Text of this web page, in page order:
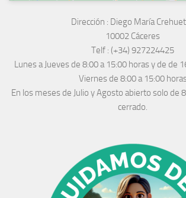
Dirección : Diego María
10002 Cáceres
Telf : (+34) 927224425
Lunes a Jueves de 8:00 a 15:00 horas y de de
Viernes de 8:00 a 15:00
En los meses de Julio y Agosto abierto solo de
cerrado.